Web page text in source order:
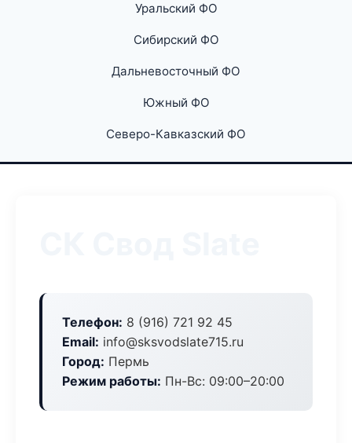
Уральский ФО
Сибирский ФО
Дальневосточный ФО
Южный ФО
Северо-Кавказский ФО
Телефон: 8 (916) 721 92 45
Email: info@sksvodslate715.ru
Город: Пермь
Режим работы: Пн-Вс: 09:00–20:00